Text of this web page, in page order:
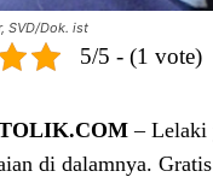
SVD/Dok. ist
5/5 - (1 vote)
– Lelaki
di dalamnya.